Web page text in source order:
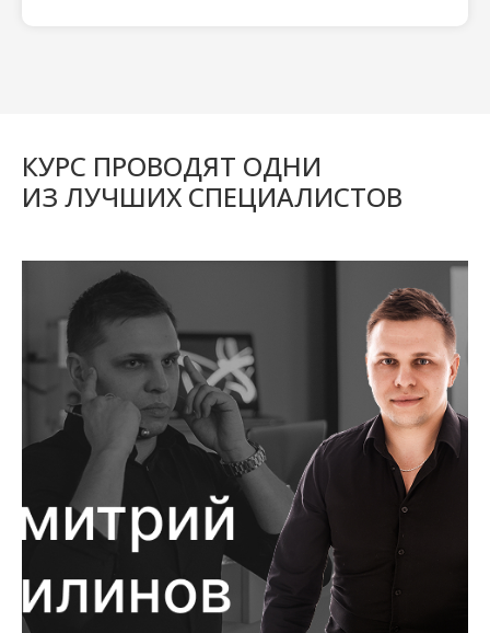
КУРС ПРОВОДЯТ ОДНИ
ИЗ ЛУЧШИХ СПЕЦИАЛИСТОВ